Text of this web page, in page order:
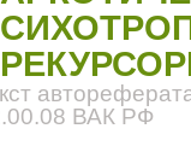
ВАК РФ